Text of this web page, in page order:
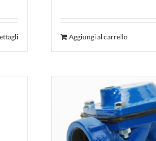
Aggiungi al carrello